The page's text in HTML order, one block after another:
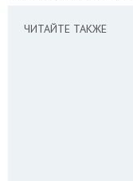
ЧИТАЙТЕ ТАКЖЕ